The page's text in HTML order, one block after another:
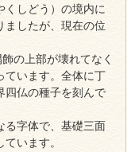
くしどう）の境内に
ましたが、現在の位
の上部が壊れてなく
ています。全体に丁
四仏の種子を刻んで
る字体で、基礎三面
います。